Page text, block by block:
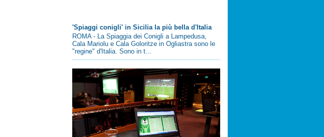
'Spiaggi conigli' in Sicilia la più bella d'Italia
ROMA - La Spiaggia dei Conigli a Lampedusa,
Cala Mariolu e Cala Goloritze in Ogliastra sono le
"regine" d'Italia. Sono in t...